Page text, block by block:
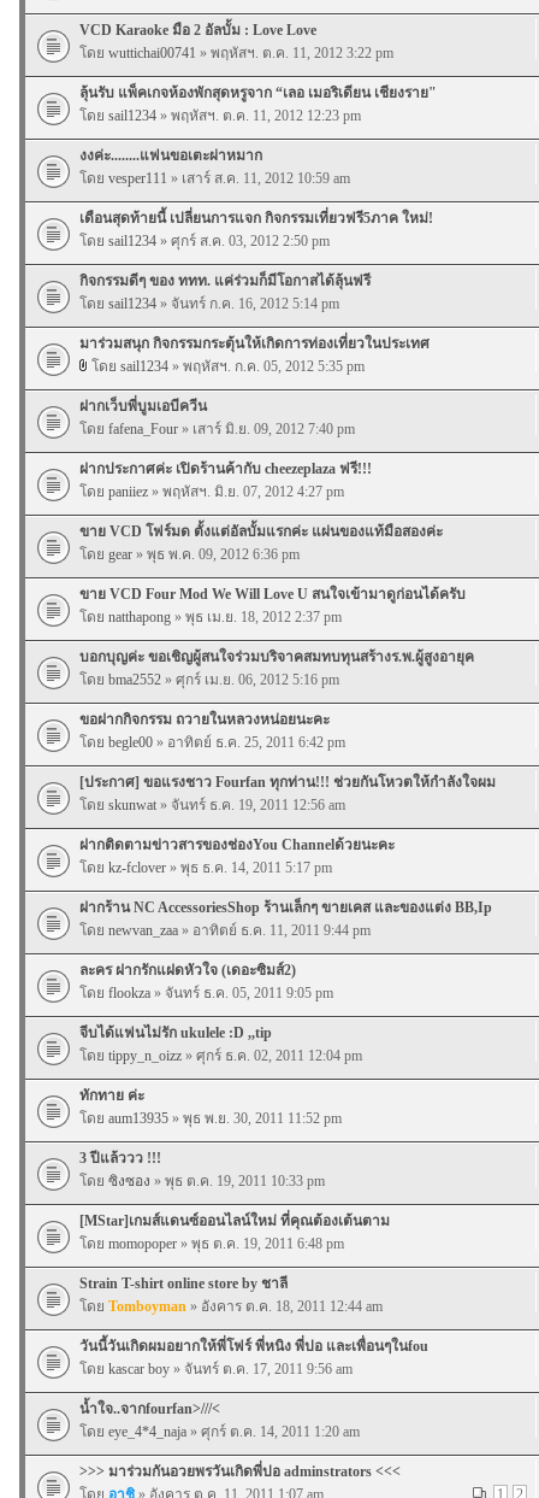
VCD Karaoke มือ 2 อัลบั้ม : Love Love
โดย wuttichai00741 » พฤหัสฯ. ต.ค. 11, 2012 3:22 pm
ลุ้นรับ แพ็คเกจห้องพักสุดหรูจาก “เลอ เมอริเดียน เชียงราย"
โดย sail1234 » พฤหัสฯ. ต.ค. 11, 2012 12:23 pm
งงค่ะ........แฟนขอเตะผ่าหมาก
โดย vesper111 » เสาร์ ส.ค. 11, 2012 10:59 am
เดือนสุดท้ายนี้ เปลี่ยนการแจก กิจกรรมเที่ยวฟรี5ภาค ใหม่!
โดย sail1234 » ศุกร์ ส.ค. 03, 2012 2:50 pm
กิจกรรมดีๆ ของ ททท. แค่ร่วมก็มีโอกาสได้ลุ้นฟรี
โดย sail1234 » จันทร์ ก.ค. 16, 2012 5:14 pm
มาร่วมสนุก กิจกรรมกระตุ้นให้เกิดการท่องเที่ยวในประเทศ
โดย sail1234 » พฤหัสฯ. ก.ค. 05, 2012 5:35 pm
ฝากเว็บพี่บูมเอบีควีน
โดย fafena_Four » เสาร์ มิ.ย. 09, 2012 7:40 pm
ฝากประกาศค่ะ เปิดร้านค้ากับ cheezeplaza ฟรี!!!
โดย paniiez » พฤหัสฯ. มิ.ย. 07, 2012 4:27 pm
ขาย VCD โฟร์มด ตั้งแต่อัลบั้มแรกค่ะ แผ่นของแท้มือสองค่ะ
โดย gear » พุธ พ.ค. 09, 2012 6:36 pm
ขาย VCD Four Mod We Will Love U สนใจเข้ามาดูก่อนได้ครับ
โดย natthapong » พุธ เม.ย. 18, 2012 2:37 pm
บอกบุญค่ะ ขอเชิญผู้สนใจร่วมบริจาคสมทบทุนสร้างร.พ.ผู้สูงอายุค
โดย bma2552 » ศุกร์ เม.ย. 06, 2012 5:16 pm
ขอฝากกิจกรรม ถวายในหลวงหน่อยนะคะ
โดย begle00 » อาทิตย์ ธ.ค. 25, 2011 6:42 pm
[ประกาศ] ขอแรงชาว Fourfan ทุกท่าน!!! ช่วยกันโหวตให้กำลังใจผม
โดย skunwat » จันทร์ ธ.ค. 19, 2011 12:56 am
ฝากติดตามข่าวสารของช่องYou Channelด้วยนะคะ
โดย kz-fclover » พุธ ธ.ค. 14, 2011 5:17 pm
ฝากร้าน NC AccessoriesShop ร้านเล็กๆ ขายเคส และของแต่ง BB,Ip
โดย newvan_zaa » อาทิตย์ ธ.ค. 11, 2011 9:44 pm
ละคร ฝากรักแฝดหัวใจ (เดอะซิมส์2)
โดย flookza » จันทร์ ธ.ค. 05, 2011 9:05 pm
จีบได้แฟนไม่รัก ukulele :D ,,tip
โดย tippy_n_oizz » ศุกร์ ธ.ค. 02, 2011 12:04 pm
ทักทาย ค่ะ
โดย aum13935 » พุธ พ.ย. 30, 2011 11:52 pm
3 ปีแล้ววว !!!
โดย ซิงซอง » พุธ ต.ค. 19, 2011 10:33 pm
[MStar]เกมส์แดนซ์ออนไลน์ใหม่ ที่คุณต้องเต้นตาม
โดย momopoper » พุธ ต.ค. 19, 2011 6:48 pm
Strain T-shirt online store by ชาลี
โดย Tomboyman » อังคาร ต.ค. 18, 2011 12:44 am
วันนี้วันเกิดผมอยากให้พี่โฟร์ พี่หนิง พี่ปอ และเพื่อนๆในfou
โดย kascar boy » จันทร์ ต.ค. 17, 2011 9:56 am
น้ำใจ..จากfourfan>///<
โดย eye_4*4_naja » ศุกร์ ต.ค. 14, 2011 1:20 am
>>> มาร่วมกันอวยพรวันเกิดพี่ปอ adminstrators <<<
1
2
โดย อาชิ » อังคาร ต.ค. 11, 2011 1:07 am